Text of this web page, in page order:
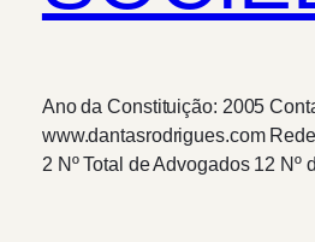
Ano da Constituição: 2005
www.dantasrodrigues.com
2 Nº Total de Advogados 12